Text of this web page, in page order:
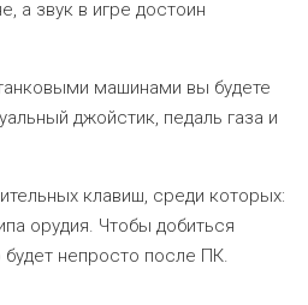
а звук в игре достоин
машинами вы будете
джойстик, педаль газа и
клавиш, среди которых:
орудия. Чтобы добиться
будет непросто после ПК.